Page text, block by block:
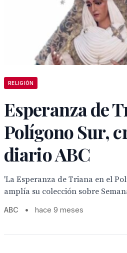
RELIGIÓN
Esperanza de
Polígono Sur,
diario ABC
'La Esperanza de Triana en el
amplía su colección sobre
ABC • hace 9 meses